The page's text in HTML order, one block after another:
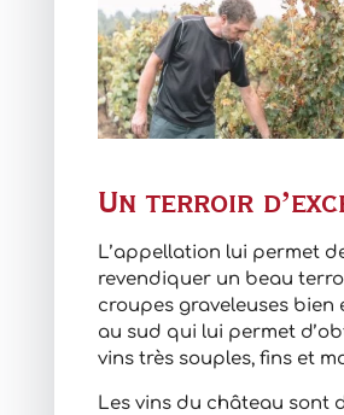
Un terroir
L’appellation lui permet
revendiquer un beau
croupes graveleuses bien
au sud qui lui permet
vins très souples, fins et
Les vins du château sont